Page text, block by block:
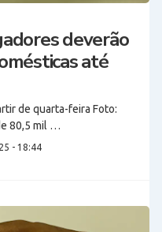
deverão
até
de quarta-feira Foto:
80,5 mil …
- 18:44